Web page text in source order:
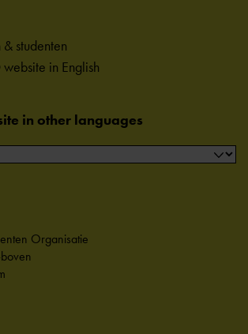
studenten
in English
in other languages
Organisatie